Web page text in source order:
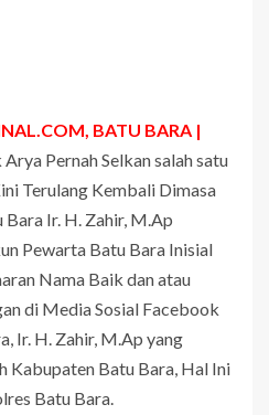
BATU BARA |
Pernah Selkan salah satu
Terulang Kembali Dimasa
Ir. H. Zahir, M.Ap
Pewarta Batu Bara Inisial
Nama Baik dan atau
di Media Sosial Facebook
Ir. H. Zahir, M.Ap yang
Kabupaten Batu Bara, Hal Ini
Batu Bara.